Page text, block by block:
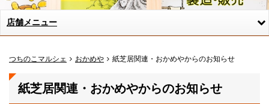
店舗メニュー
つちのこマルシェ おかめや 紙芝居関連・おかめやからのお知らせ
紙芝居関連・おかめやからのお知らせ